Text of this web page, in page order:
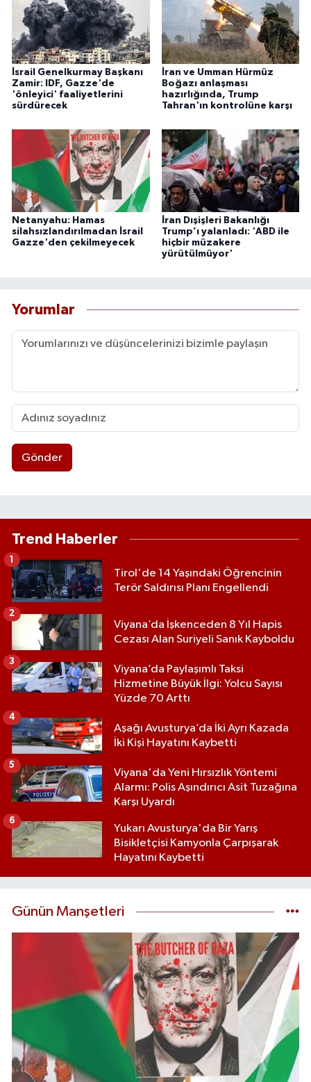
İsrail Genelkurmay Başkanı
Zamir: IDF, Gazze'de
'önleyici' faaliyetlerini
sürdürecek
İran ve Umman Hürmüz
Boğazı anlaşması
hazırlığında, Trump
Tahran'ın kontrolüne karşı
Netanyahu: Hamas
silahsızlandırılmadan İsrail
Gazze'den çekilmeyecek
İran Dışişleri Bakanlığı
Trump’ı yalanladı: 'ABD ile
hiçbir müzakere
yürütülmüyor'
Yorumlar
Gönder
Trend Haberler
Tirol'de 14 Yaşındaki Öğrencinin
Terör Saldırısı Planı Engellendi
1
Viyana’da İşkenceden 8 Yıl Hapis
Cezası Alan Suriyeli Sanık Kayboldu
2
Viyana’da Paylaşımlı Taksi
Hizmetine Büyük İlgi: Yolcu Sayısı
Yüzde 70 Arttı
3
Aşağı Avusturya’da İki Ayrı Kazada
İki Kişi Hayatını Kaybetti
4
Viyana'da Yeni Hırsızlık Yöntemi
Alarmı: Polis Aşındırıcı Asit Tuzağına
Karşı Uyardı
5
Yukarı Avusturya'da Bir Yarış
Bisikletçisi Kamyonla Çarpışarak
Hayatını Kaybetti
6
Günün Manşetleri